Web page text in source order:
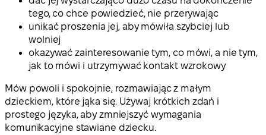
tego, co chce powiedzieć, nie przerywając
unikać proszenia jej, aby mówiła szybciej lub
wolniej
okazywać zainteresowanie tym, co mówi, a nie tym,
jak to mówi i utrzymywać kontakt wzrokowy
Mów powoli i spokojnie, rozmawiając z małym
dzieckiem, które jąka się. Używaj krótkich zdań i
prostego języka, aby zmniejszyć wymagania
komunikacyjne stawiane dziecku.